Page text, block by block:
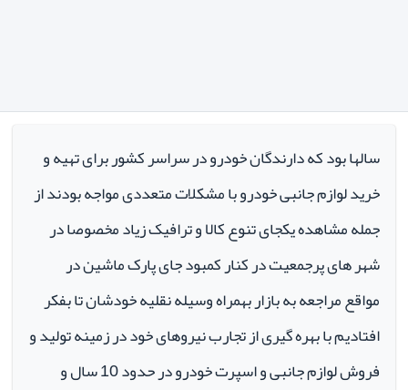
سالها بود که دارندگان خودرو در سراسر کشور برای تهیه و
خرید لوازم جانبی خودرو با مشکلات متعددی مواجه بودند از
جمله مشاهده یکجای تنوع کالا و ترافیک زیاد مخصوصا در
شهر های پرجمعیت در کنار کمبود جای پارک ماشین در
مواقع مراجعه به بازار بهمراه وسیله نقلیه خودشان تا بفکر
افتادیم با بهره گیری از تجارب نیروهای خود در زمینه تولید و
فروش لوازم جانبی و اسپرت خودرو در حدود 10 سال و